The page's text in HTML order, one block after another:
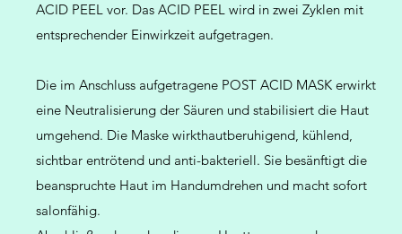
ACID PEEL vor. Das ACID PEEL wird in zwei Zyklen mit
entsprechender Einwirkzeit aufgetragen.
Die im Anschluss aufgetragene POST ACID MASK erwirkt
eine Neutralisierung der Säuren und stabilisiert die Haut
umgehend. Die Maske wirkthautberuhigend, kühlend,
sichtbar entrötend und anti-bakteriell. Sie besänftigt die
beanspruchte Haut im Handumdrehen und macht sofort
salonfähig.